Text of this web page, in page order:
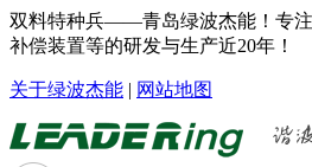
双料特种兵——青岛绿波杰能！专
补偿装置等的研发与生产近20年！
关于绿波杰能 | 网站地图